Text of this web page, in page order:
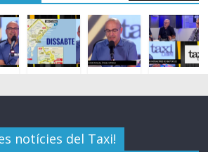
notícies del Taxi!